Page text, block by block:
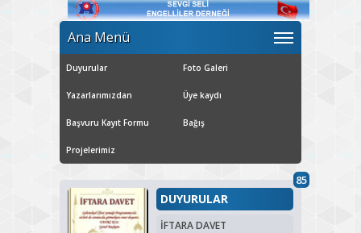
Ana Menü
Duyurular Foto Galeri
Yazarlarımızdan Üye kaydı
Başvuru Kayıt Formu Bağış
Projelerimiz
85
DUYURULAR
İFTARA DAVET